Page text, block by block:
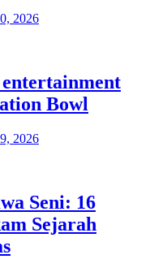
2026
Bowl
2026
Seni: 16
Sejarah